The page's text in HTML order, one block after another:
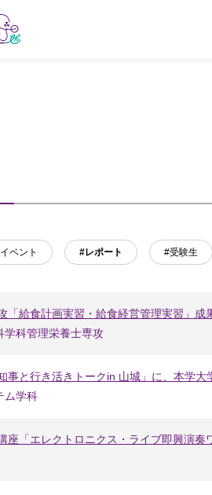
ベント #レポート #受験生
「給食計画実習・給食経営管理実習」成
学科管理栄養士専攻
事と行き活きトークin 山城」に、本学大
ム学科
座「エレクトロニクス・ライブ即興演奏